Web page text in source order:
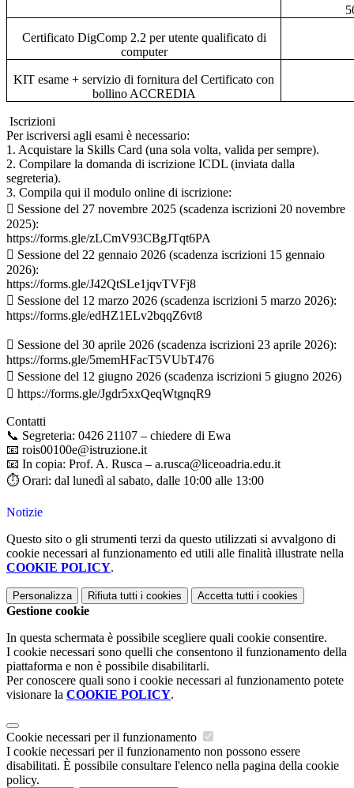
Certificato DigComp 2.2 per utente qualificato di
computer
KIT esame + servizio di fornitura del Certificato con
bollino ACCREDIA
Iscrizioni
Per iscriversi agli esami è necessario:
1. Acquistare la Skills Card (una sola volta, valida per sempre).
2. Compilare la domanda di iscrizione ICDL (inviata dalla
segreteria).
3. Compila qui il modulo online di iscrizione:
 Sessione del 27 novembre 2025 (scadenza iscrizioni 20 novembre
2025):
https://forms.gle/zLCmV93CBgJTqt6PA
 Sessione del 22 gennaio 2026 (scadenza iscrizioni 15 gennaio
2026):
https://forms.gle/J42QtSLe1jqvTVFj8
 Sessione del 12 marzo 2026 (scadenza iscrizioni 5 marzo 2026):
https://forms.gle/edHZ1ELv2bqqZ6vt8
 Sessione del 30 aprile 2026 (scadenza iscrizioni 23 aprile 2026):
https://forms.gle/5memHFacT5VUbT476
 Sessione del 12 giugno 2026 (scadenza iscrizioni 5 giugno 2026)
 https://forms.gle/Jgdr5xxQeqWtgnqR9
Contatti
📞 Segreteria: 0426 21107 – chiedere di Ewa
📧 rois00100e@istruzione.it
📧 In copia: Prof. A. Rusca – a.rusca@liceoadria.edu.it
⏱️ Orari: dal lunedì al sabato, dalle 10:00 alle 13:00
Notizie
Questo sito o gli strumenti terzi da questo utilizzati si avvalgono di
cookie necessari al funzionamento ed utili alle finalità illustrate nella
COOKIE POLICY.
Personalizza Rifiuta tutti i cookies Accetta tutti i cookies
Gestione cookie
In questa schermata è possibile scegliere quali cookie consentire.
I cookie necessari sono quelli che consentono il funzionamento della
piattaforma e non è possibile disabilitarli.
Per conoscere quali sono i cookie necessari al funzionamento potete
visionare la COOKIE POLICY.
Cookie necessari per il funzionamento
I cookie necessari per il funzionamento non possono essere
disabilitati. È possibile consultare l'elenco nella pagina della cookie
policy.